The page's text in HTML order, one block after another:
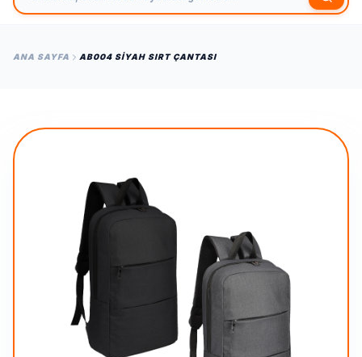
ANA SAYFA AB004 SIYAH SIRT ÇANTASI